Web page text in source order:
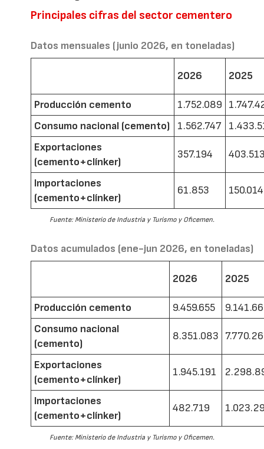
Principales cifras del sector cementero
Datos mensuales (junio 2026, en toneladas)
2026 2025
Producción cemento 1.752.089
Consumo nacional (cemento)
1.562.747
Exportaciones
(cemento+clínker)
357.194
Importaciones
(cemento+clínker)
61.853 150.014
Fuente: Ministerio de Industria y Turismo y Oficemen.
Datos acumulados (ene-jun 2026, en toneladas)
2026 2025
Producción cemento 9.459.655
Consumo nacional
(cemento)
8.351.083
Exportaciones
(cemento+clínker)
1.945.191
Importaciones
(cemento+clínker)
482.719
Fuente: Ministerio de Industria y Turismo y Oficemen.